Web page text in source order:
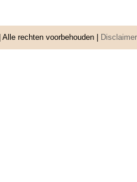
| Alle rechten voorbehouden | Disclaimer